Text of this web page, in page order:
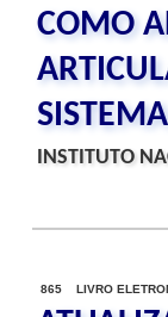
COMO
INSTITUTO
865 LIVRO